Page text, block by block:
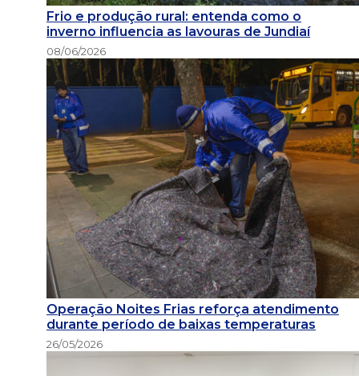
Frio e produção rural: entenda como o
inverno influencia as lavouras de Jundiaí
08/06/2026
Operação Noites Frias reforça atendimento
durante período de baixas temperaturas
26/05/2026